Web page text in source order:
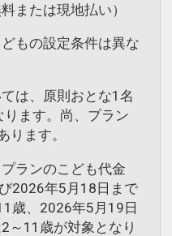
または現地払い）
もの設定条件は異な
は、原則おとな1名
ります。尚、プラン
ります。
ランのこども代金
2026年5月18日まで
歳、2026年5月19日
～11歳が対象となり